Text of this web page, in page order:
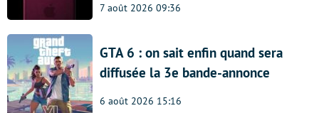
7 août 2026 09:36
GTA 6 : on sait enfin quand sera
diffusée la 3e bande-annonce
6 août 2026 15:16